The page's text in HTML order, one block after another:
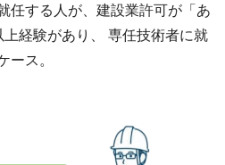
任する人が、建設業許可が「あ
経験があり、 専任技術者に就
ース。